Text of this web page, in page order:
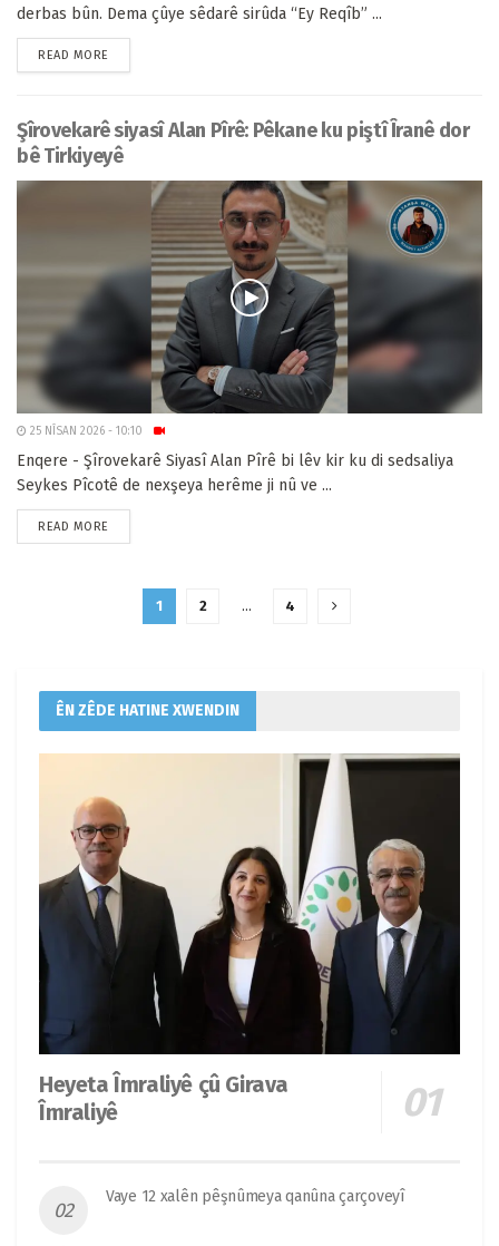
derbas bûn. Dema çûye sêdarê sirûda “Ey Reqîb” ...
READ MORE
Şîrovekarê siyasî Alan Pîrê: Pêkane ku piştî Îranê dor
bê Tirkiyeyê
25 NÎSAN 2026 - 10:10
Enqere - Şîrovekarê Siyasî Alan Pîrê bi lêv kir ku di sedsaliya
Seykes Pîcotê de nexşeya herême ji nû ve ...
READ MORE
1 2 … 4
ÊN ZÊDE HATINE XWENDIN
Heyeta Îmraliyê çû Girava
Îmraliyê
Vaye 12 xalên pêşnûmeya qanûna çarçoveyî